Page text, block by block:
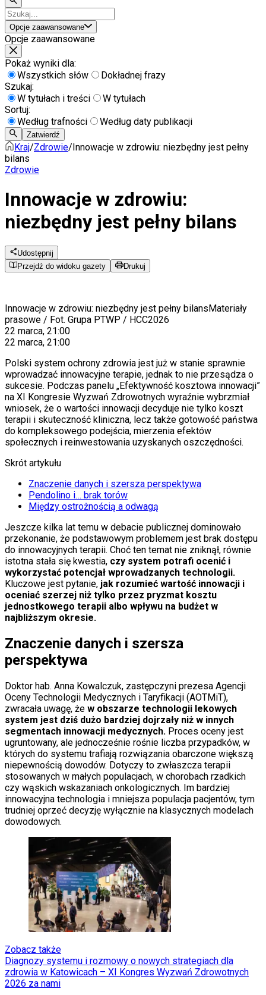
Opcje zaawansowane
Opcje zaawansowane
Pokaż wyniki dla:
Wszystkich słów
Dokładnej frazy
Szukaj:
W tytułach i treści
W tytułach
Sortuj:
Według trafności
Według daty publikacji
Zatwierdź
Kraj/Zdrowie/Innowacje w zdrowiu: niezbędny jest pełny
bilans
Zdrowie
Innowacje w zdrowiu:
niezbędny jest pełny bilans
Udostępnij
Przejdź do widoku gazety
Drukuj
Innowacje w zdrowiu: niezbędny jest pełny bilansMateriały
prasowe / Fot. Grupa PTWP / HCC2026
22 marca, 21:00
22 marca, 21:00
Polski system ochrony zdrowia jest już w stanie sprawnie
wprowadzać innowacyjne terapie, jednak to nie przesądza o
sukcesie. Podczas panelu „Efektywność kosztowa innowacji”
na XI Kongresie Wyzwań Zdrowotnych wyraźnie wybrzmiał
wniosek, że o wartości innowacji decyduje nie tylko koszt
terapii i skuteczność kliniczna, lecz także gotowość państwa
do kompleksowego podejścia, mierzenia efektów
społecznych i reinwestowania uzyskanych oszczędności.
Skrót artykułu
Znaczenie danych i szersza perspektywa
Pendolino i… brak torów
Między ostrożnością a odwagą
Jeszcze kilka lat temu w debacie publicznej dominowało
przekonanie, że podstawowym problemem jest brak dostępu
do innowacyjnych terapii. Choć ten temat nie zniknął, równie
istotna stała się kwestia, czy system potrafi ocenić i
wykorzystać potencjał wprowadzanych technologii.
Kluczowe jest pytanie, jak rozumieć wartość innowacji i
oceniać szerzej niż tylko przez pryzmat kosztu
jednostkowego terapii albo wpływu na budżet w
najbliższym okresie.
Znaczenie danych i szersza
perspektywa
Doktor hab. Anna Kowalczuk, zastępczyni prezesa Agencji
Oceny Technologii Medycznych i Taryfikacji (AOTMiT),
zwracała uwagę, że w obszarze technologii lekowych
system jest dziś dużo bardziej dojrzały niż w innych
segmentach innowacji medycznych. Proces oceny jest
ugruntowany, ale jednocześnie rośnie liczba przypadków, w
których do systemu trafiają rozwiązania obarczone większą
niepewnością dowodów. Dotyczy to zwłaszcza terapii
stosowanych w małych populacjach, w chorobach rzadkich
czy wąskich wskazaniach onkologicznych. Im bardziej
innowacyjna technologia i mniejsza populacja pacjentów, tym
trudniej oprzeć decyzję wyłącznie na klasycznych modelach
dowodowych.
Zobacz także
Diagnozy systemu i rozmowy o nowych strategiach dla
zdrowia w Katowicach – XI Kongres Wyzwań Zdrowotnych
2026 za nami